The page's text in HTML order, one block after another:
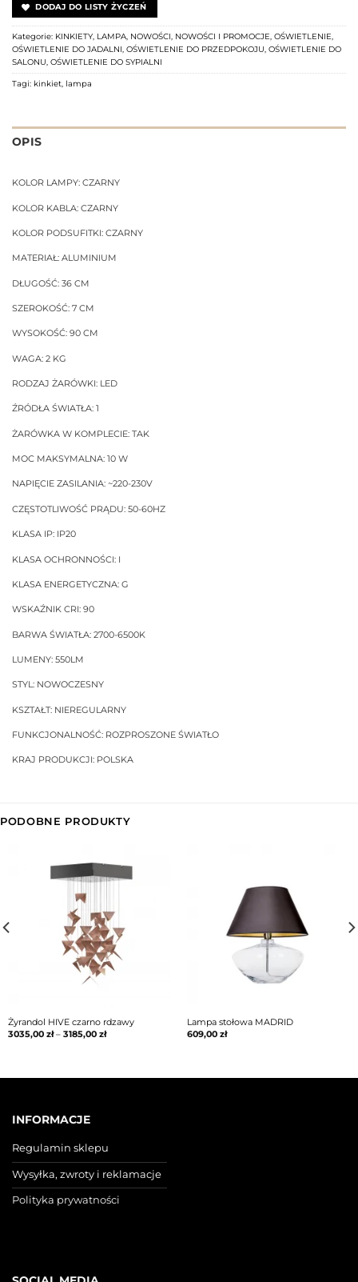
DODAJ DO LISTY ŻYCZEŃ
Kategorie: KINKIETY, LAMPA, NOWOŚCI, NOWOŚCI I PROMOCJE, OŚWIETLENIE,
OŚWIETLENIE DO JADALNI, OŚWIETLENIE DO PRZEDPOKOJU, OŚWIETLENIE DO
SALONU, OŚWIETLENIE DO SYPIALNI
Tagi: kinkiet, lampa
OPIS
KOLOR LAMPY: CZARNY
KOLOR KABLA: CZARNY
KOLOR PODSUFITKI: CZARNY
MATERIAŁ: ALUMINIUM
DŁUGOŚĆ: 36 CM
SZEROKOŚĆ: 7 CM
WYSOKOŚĆ: 90 CM
WAGA: 2 KG
RODZAJ ŻARÓWKI: LED
ŹRÓDŁA ŚWIATŁA: 1
ŻARÓWKA W KOMPLECIE: TAK
MOC MAKSYMALNA: 10 W
NAPIĘCIE ZASILANIA: ~220-230V
CZĘSTOTLIWOŚĆ PRĄDU: 50-60HZ
KLASA IP: IP20
KLASA OCHRONNOŚCI: I
KLASA ENERGETYCZNA: G
WSKAŹNIK CRI: 90
BARWA ŚWIATŁA: 2700-6500K
LUMENY: 550LM
STYL: NOWOCZESNY
KSZTAŁT: NIEREGULARNY
FUNKCJONALNOŚĆ: ROZPROSZONE ŚWIATŁO
KRAJ PRODUKCJI: POLSKA
PODOBNE PRODUKTY
Żyrandol HIVE czarno rdzawy
3035,00 zł– 3185,00 zł
Lampa stołowa MADRID
609,00 zł
INFORMACJE
Regulamin sklepu
Wysyłka, zwroty i reklamacje
Polityka prywatności